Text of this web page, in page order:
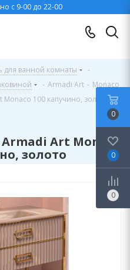
с 9-00 до 22-00
для ванной комнаты
-
- Armadi Art - Monaco
100 капучино, золото
Art Monaco
золото
0
0
0